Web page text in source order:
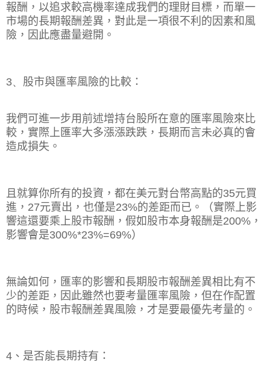
報酬，以追求較高機率達成我們的理財目標，而單一
市場的長期報酬差異，對此是一項很不利的因素和風
險，因此應盡量避開。
3、 股市與匯率風險的比較：
我們可進一步用前述增持台股所在意的匯率風險來比
較，實際上匯率大多漲漲跌跌，長期而言未必真的會
造成損失。
且就算你所有的投資，都在美元對台幣高點的35元買
進， 27元賣出，也僅是23%的差距而已。（實際上影
響這還要乘上股市報酬，假如股市本身報酬是200% ，
影響會是300%*23%=69%）
無論如何，匯率的影響和長期股市報酬差異相比有不
少的差距，因此雖然也要考量匯率風險，但在作配置
的時候，股市報酬差異風險，才是要最優先考量的。
4 、是否能長期持有：